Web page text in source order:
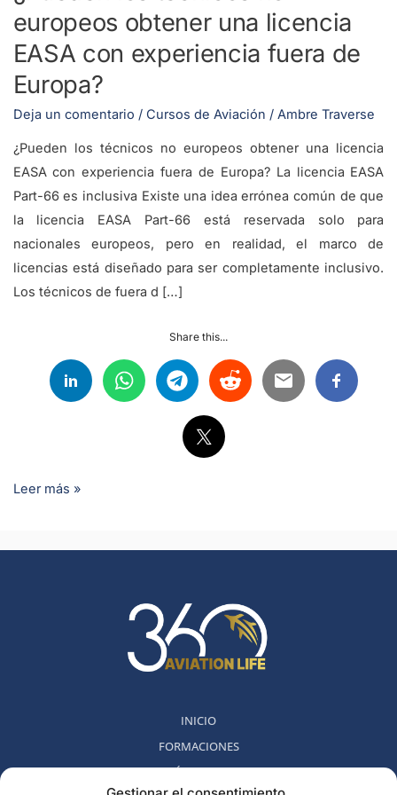
europeos obtener una licencia
EASA con experiencia fuera de
Europa?
Deja un comentario / Cursos de Aviación / Ambre Traverse
¿Pueden los técnicos no europeos obtener una licencia
EASA con experiencia fuera de Europa? La licencia EASA
Part-66 es inclusiva Existe una idea errónea común de que
la licencia EASA Part-66 está reservada solo para
nacionales europeos, pero en realidad, el marco de
licencias está diseñado para ser completamente inclusivo.
Los técnicos de fuera d […]
Share this...
Leer más »
INICIO
FORMACIONES
MÉTODO 360